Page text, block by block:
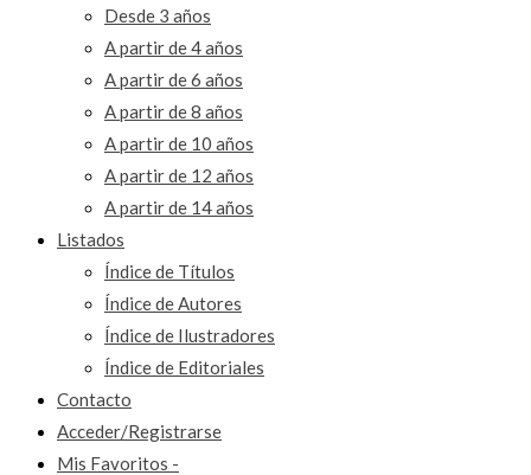
Desde 3 años
A partir de 4 años
A partir de 6 años
A partir de 8 años
A partir de 10 años
A partir de 12 años
A partir de 14 años
Listados
Índice de Títulos
Índice de Autores
Índice de Ilustradores
Índice de Editoriales
Contacto
Acceder/Registrarse
Mis Favoritos -